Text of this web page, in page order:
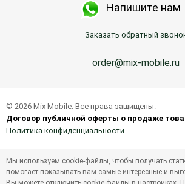
Напишите нам
Заказать обратный
order@mix-mobile.ru
© 2026 Mix Mobile. Все права защищены.
Договор публичной оферты о продаже
Политика конфиденциальности
Мы используем cookie-файлы, чтобы получать
помогает показывать вам самые интересные и